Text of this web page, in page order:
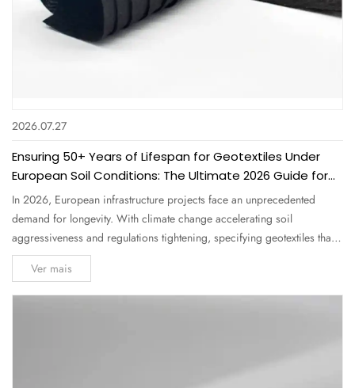
2026.07.27
Ensuring 50+ Years of Lifespan for Geotextiles Under
European Soil Conditions: The Ultimate 2026 Guide for
Procurement Professionals
In 2026, European infrastructure projects face an unprecedented
demand for longevity. With climate change accelerating soil
aggressiveness and regulations tightening, specifying geotextiles that
can endure 50+ years under European soil conditions is no longer a
luxury—it's a contractual and environmental necessity. As a leading
Nonwoven...
Ver mais